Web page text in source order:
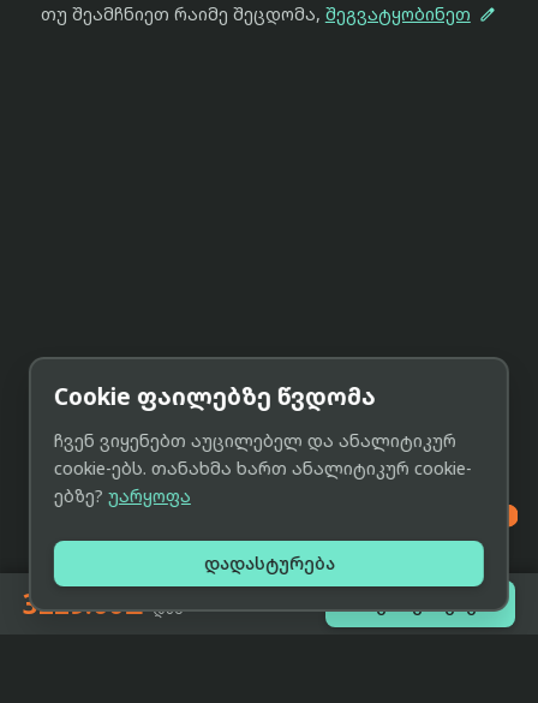
თუ შეამჩნიეთ რაიმე შეცდომა, შეგვატყობინეთ 
3229.00₾-დან შეთავაზებები

Cookie ფაილებზე წვდომა
ჩვენ ვიყენებთ აუცილებელ და ანალიტიკურ
cookie-ებს. თანახმა ხართ ანალიტიკურ cookie-
ებზე? უარყოფა
დადასტურება